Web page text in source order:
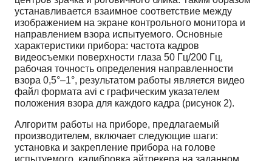
устанавливается взаимное соответствие между
изображением на экране контрольного монитора и
направлением взора испытуемого. Основные
характеристики прибора: частота кадров
видеосъемки поверхности глаза 50 Гц/200 Гц,
рабочая точность определения направленности
взора 0,5°–1°, результатом работы является видео
файл формата avi с графическим указателем
положения взора для каждого кадра (рисунок 2).
Алгоритм работы на приборе, предлагаемый
производителем, включает следующие шаги:
установка и закрепление прибора на голове
испытуемого, калибровка айтрекера на заданном